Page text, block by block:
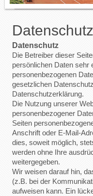
Datenschutz
Die Betreiber dieser
persönlichen Daten sehr
personenbezogenen
gesetzlichen
Datenschutzerklärung.
Die Nutzung unserer
personenbezogener
Seiten
Anschrift oder E-Mail-
dies, soweit möglich,
werden ohne Ihre
weitergegeben.
Wir weisen darauf hin,
(z.B. bei der
aufweisen kann. Ein